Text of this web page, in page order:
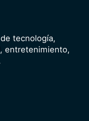
tecnología,
entretenimiento,